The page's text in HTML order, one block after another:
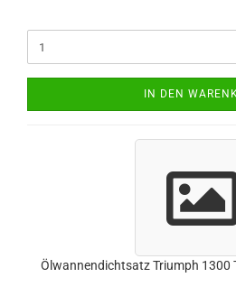
IN DEN
Ölwannendichtsatz Triumph 1300